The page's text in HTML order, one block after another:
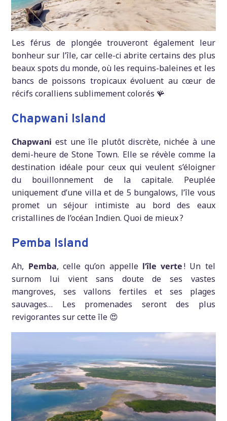
Les férus de plongée trouveront également leur
bonheur sur l’île, car celle-ci abrite certains des plus
beaux spots du monde, où les requins-baleines et les
bancs de poissons tropicaux évoluent au cœur de
récifs coralliens sublimement colorés 🪸
Chapwani Island
Chapwani est une île plutôt discrète, nichée à une
demi-heure de Stone Town. Elle se révèle comme la
destination idéale pour ceux qui veulent s’éloigner
du bouillonnement de la capitale. Peuplée
uniquement d’une villa et de 5 bungalows, l’île vous
promet un séjour intimiste au bord des eaux
cristallines de l’océan Indien. Quoi de mieux ?
Pemba Island
Ah, Pemba, celle qu’on appelle l’île verte! Un tel
surnom lui vient sans doute de ses vastes
mangroves, ses vallons fertiles et ses plages
sauvages… Les promenades seront des plus
revigorantes sur cette île 😍